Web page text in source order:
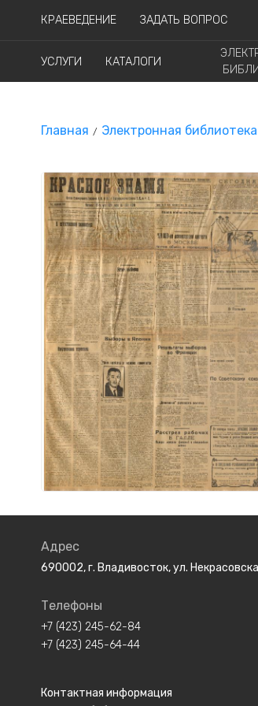
КРАЕВЕДЕНИЕ ЗАДАТЬ ВОПРОС
УСЛУГИ КАТАЛОГИ
Главная Электронная библиотека
Адрес
690002, г. Владивосток, ул.
Телефоны
+7 (423) 245-62-84
+7 (423) 245-64-44
Контактная информация